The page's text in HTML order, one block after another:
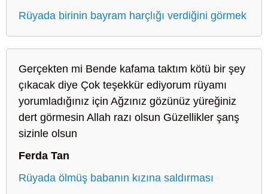
Rüyada birinin bayram harçlığı verdiğini görmek
Gerçekten mi Bende kafama taktım kötü bir şey
çıkacak diye Çok teşekkür ediyorum rüyamı
yorumladığınız için Ağzınız gözünüz yüreğiniz
dert görmesin Allah razı olsun Güzellikler şanş
sizinle olsun
Ferda Tan
Rüyada ölmüş babanın kızına saldırması